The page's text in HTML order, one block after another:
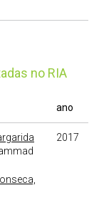
no RIA
ano
2017